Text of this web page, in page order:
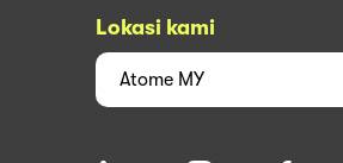
Lokasi kami
Atome MY